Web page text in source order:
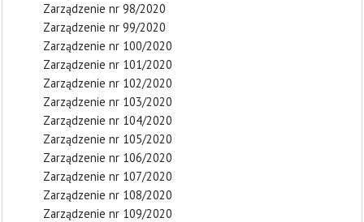
Zarządzenie nr 98/2020
Zarządzenie nr 99/2020
Zarządzenie nr 100/2020
Zarządzenie nr 101/2020
Zarządzenie nr 102/2020
Zarządzenie nr 103/2020
Zarządzenie nr 104/2020
Zarządzenie nr 105/2020
Zarządzenie nr 106/2020
Zarządzenie nr 107/2020
Zarządzenie nr 108/2020
Zarządzenie nr 109/2020